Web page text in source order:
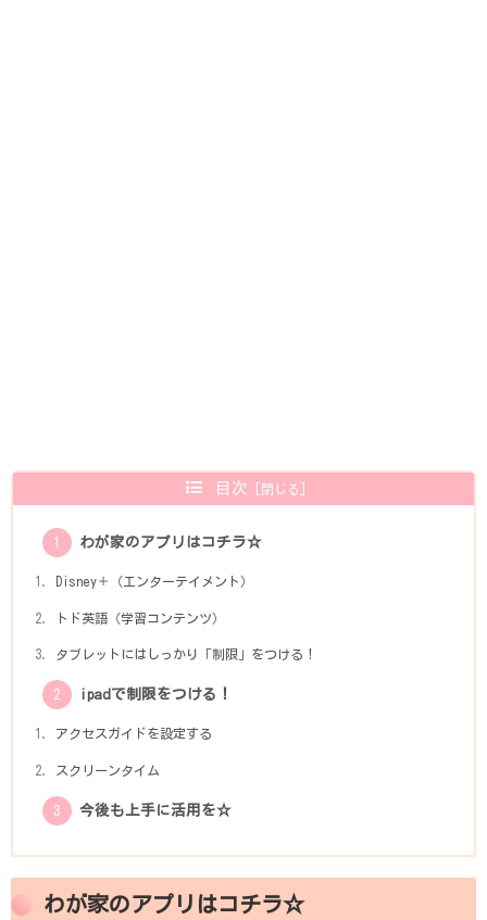
目次
わが家のアプリはコチラ☆
Disney＋（エンターテイメント）
トド英語（学習コンテンツ）
タブレットにはしっかり「制限」をつける！
ipadで制限をつける！
アクセスガイドを設定する
スクリーンタイム
今後も上手に活用を☆
わが家のアプリはコチラ☆